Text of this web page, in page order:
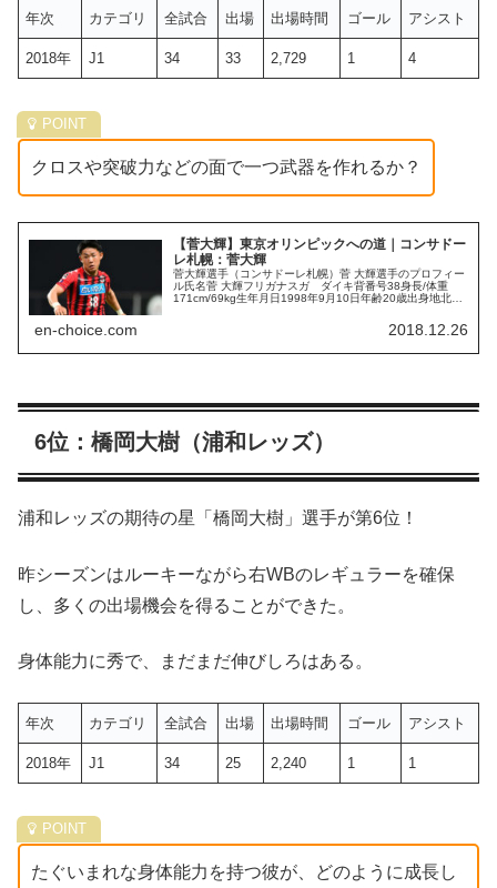
年次 カテゴリ 全試合 出場 出場時間 ゴール アシスト
2018年 J1 34 33 2,729 1 4
クロスや突破力などの面で一つ武器を作れるか？
【菅大輝】東京オリンピックへの道｜コンサドー
レ札幌：菅大輝
菅大輝選手（コンサドーレ札幌）菅 大輝選手のプロフィー
ル氏名菅 大輝フリガナスガ ダイキ背番号38身長/体重
171cm/69kg生年月日1998年9月10日年齢20歳出身地北海
en-choice.com 2018.12.26
6位：橋岡大樹（浦和レッズ）
浦和レッズの期待の星「橋岡大樹」選手が第6位！
昨シーズンはルーキーながら右WBのレギュラーを確保
し、多くの出場機会を得ることができた。
身体能力に秀で、まだまだ伸びしろはある。
年次 カテゴリ 全試合 出場 出場時間 ゴール アシスト
2018年 J1 34 25 2,240 1 1
たぐいまれな身体能力を持つ彼が、どのように成長し